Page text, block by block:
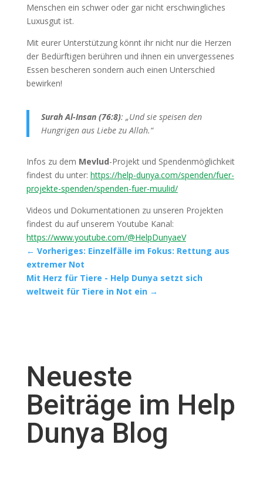
Menschen ein schwer oder gar nicht erschwingliches
Luxusgut ist.
Mit eurer Unterstützung könnt ihr nicht nur die Herzen
der Bedürftigen berühren und ihnen ein unvergessenes
Essen bescheren sondern auch einen Unterschied
bewirken!
Surah Al-Insan (76:8): „Und sie speisen den
Hungrigen aus Liebe zu Allah.“
Infos zu dem Mevlud-Projekt und Spendenmöglichkeit
findest du unter: https://help-dunya.com/spenden/fuer-
projekte-spenden/spenden-fuer-muulid/
Videos und Dokumentationen zu unseren Projekten
findest du auf unserem Youtube Kanal:
https://www.youtube.com/@HelpDunyaeV
← Vorheriges: Einzelfälle im Fokus: Rettung aus
extremer Not
Mit Herz für Tiere - Help Dunya setzt sich
weltweit für Tiere in Not ein→
Neueste
Beiträge im Help
Dunya Blog